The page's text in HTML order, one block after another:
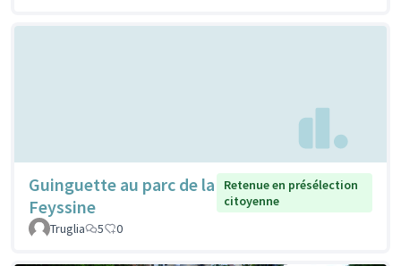
Guinguette au parc de la
Feyssine
Retenue en présélection
citoyenne
Truglia
5 0